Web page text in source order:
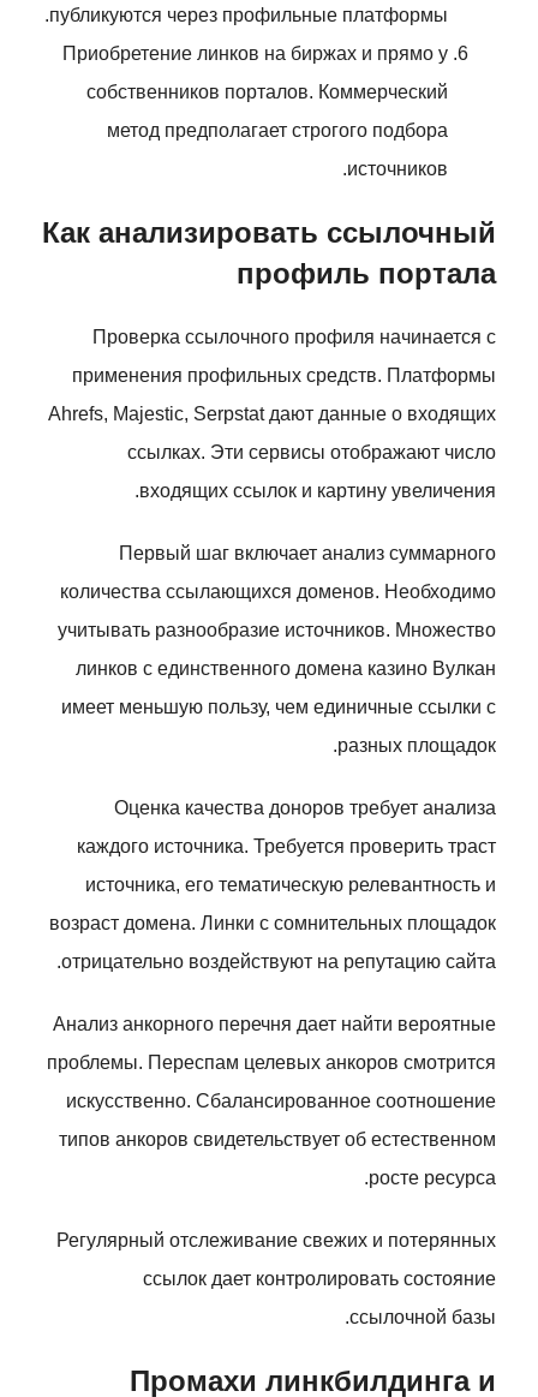
публикуются через профильные платформы.
Приобретение линков на биржах и прямо у
собственников порталов. Коммерческий
метод предполагает строгого подбора
источников.
Как анализировать ссылочный
профиль портала
Проверка ссылочного профиля начинается с
применения профильных средств. Платформы
Ahrefs, Majestic, Serpstat дают данные о входящих
ссылках. Эти сервисы отображают число
входящих ссылок и картину увеличения.
Первый шаг включает анализ суммарного
количества ссылающихся доменов. Необходимо
учитывать разнообразие источников. Множество
линков с единственного домена казино Вулкан
имеет меньшую пользу, чем единичные ссылки с
разных площадок.
Оценка качества доноров требует анализа
каждого источника. Требуется проверить траст
источника, его тематическую релевантность и
возраст домена. Линки с сомнительных площадок
отрицательно воздействуют на репутацию сайта.
Анализ анкорного перечня дает найти вероятные
проблемы. Переспам целевых анкоров смотрится
искусственно. Сбалансированное соотношение
типов анкоров свидетельствует об естественном
росте ресурса.
Регулярный отслеживание свежих и потерянных
ссылок дает контролировать состояние
ссылочной базы.
Промахи линкбилдинга и